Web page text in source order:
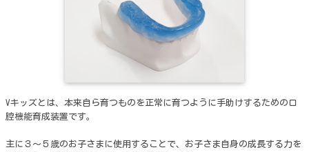
Vキッズとは、本来自ら育つものを正常に育つように手助けするための口
腔機能育成装置です。
主に３～５歳のお子さまに使用することで、お子さま自身の成長する力を